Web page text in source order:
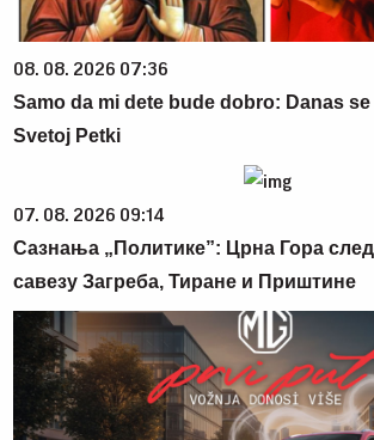
08. 08. 2026 07:36
Samo da mi dete bude dobro: Danas
Svetoj Petki
07. 08. 2026 09:14
Сазнања „Политике”: Црна Гора
савезу Загреба, Тиране и Приштине